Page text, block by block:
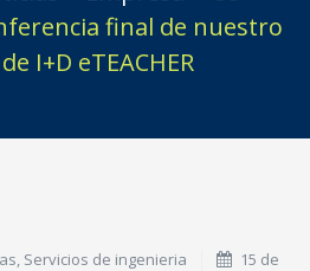
final de nuestro
I+D eTEACHER
, Servicios de ingenieria
15 de